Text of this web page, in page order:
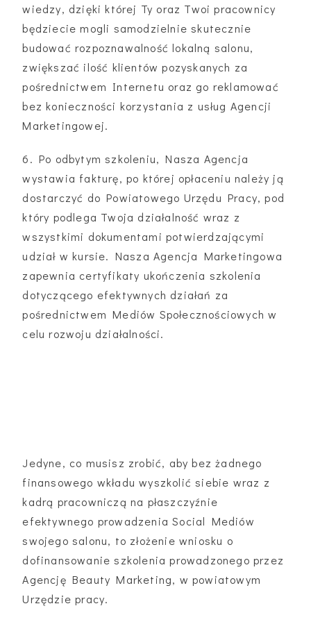
wiedzy, dzięki której Ty oraz Twoi pracownicy
będziecie mogli samodzielnie skutecznie
budować rozpoznawalność lokalną salonu,
zwiększać ilość klientów pozyskanych za
pośrednictwem Internetu oraz go reklamować
bez konieczności korzystania z usług Agencji
Marketingowej.
6. Po odbytym szkoleniu, Nasza Agencja
wystawia fakturę, po której opłaceniu należy ją
dostarczyć do Powiatowego Urzędu Pracy, pod
który podlega Twoja działalność wraz z
wszystkimi dokumentami potwierdzającymi
udział w kursie. Nasza Agencja Marketingowa
zapewnia certyfikaty ukończenia szkolenia
dotyczącego efektywnych działań za
pośrednictwem Mediów Społecznościowych w
celu rozwoju działalności.
Jedyne, co musisz zrobić, aby bez żadnego
finansowego wkładu wyszkolić siebie wraz z
kadrą pracowniczą na płaszczyźnie
efektywnego prowadzenia Social Mediów
swojego salonu, to złożenie wniosku o
dofinansowanie szkolenia prowadzonego przez
Agencję Beauty Marketing, w powiatowym
Urzędzie pracy.